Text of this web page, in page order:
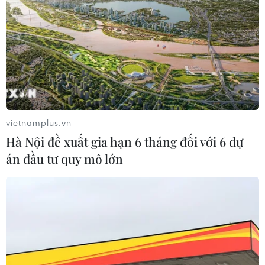
Mũi Nghê
09/08/2026 08:59
Ngành nào dẫn đầu số điểm của
Trường Đại học Khoa học Tự nhiên,
Đại học Quốc gia Hà Nội năm 2026?
09/08/2026 08:52
Phát huy vai trò "đại sứ văn hóa, đất
nước và con người Việt Nam" của
Hà Nội đề xuất gia hạn 6 tháng đối
với 6 dự án đầu tư quy mô lớn
vietnamplus.vn
Hà Nội đề xuất gia hạn 6 tháng đối với 6 dự
án đầu tư quy mô lớn